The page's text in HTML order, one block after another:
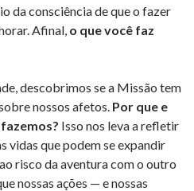
da consciência de que o fazer
Afinal, o que você faz
descobrimos se a Missão tem
nossos afetos. Por que e
Isso nos leva a refletir
vidas que podem se expandir
risco da aventura com o outro
nossas ações — e nossas